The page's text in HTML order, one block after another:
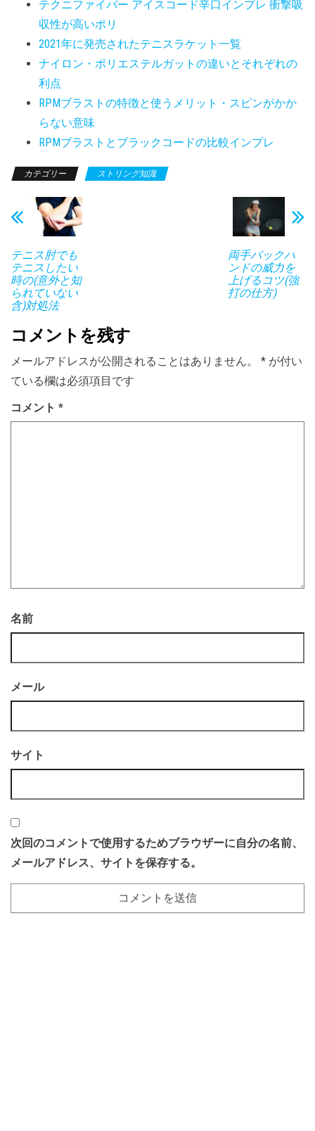
テクニファイバー アイスコード辛口インプレ 衝撃吸
収性が高いポリ
2021年に発売されたテニスラケット一覧
ナイロン・ポリエステルガットの違いとそれぞれの
利点
RPMブラストの特徴と使うメリット・スピンがかか
らない意味
RPMブラストとブラックコードの比較インプレ
カテゴリー ストリング知識
テニス肘でも
テニスしたい
時の(意外と知
られていない
含)対処法
両手バックハ
ンドの威力を
上げるコツ(強
打の仕方)
コメントを残す
メールアドレスが公開されることはありません。 * が付い
ている欄は必須項目です
コメント *
名前
メール
サイト
次回のコメントで使用するためブラウザーに自分の名前、
メールアドレス、サイトを保存する。